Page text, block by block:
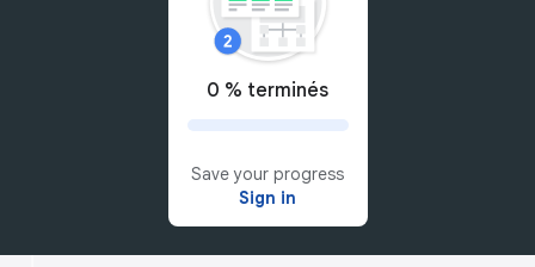
0 % terminés
Save your progress
Sign in